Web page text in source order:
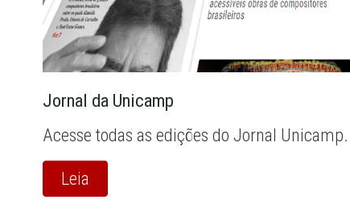
Jornal da Unicamp
Acesse todas as edições do Jornal Unicamp.
Leia